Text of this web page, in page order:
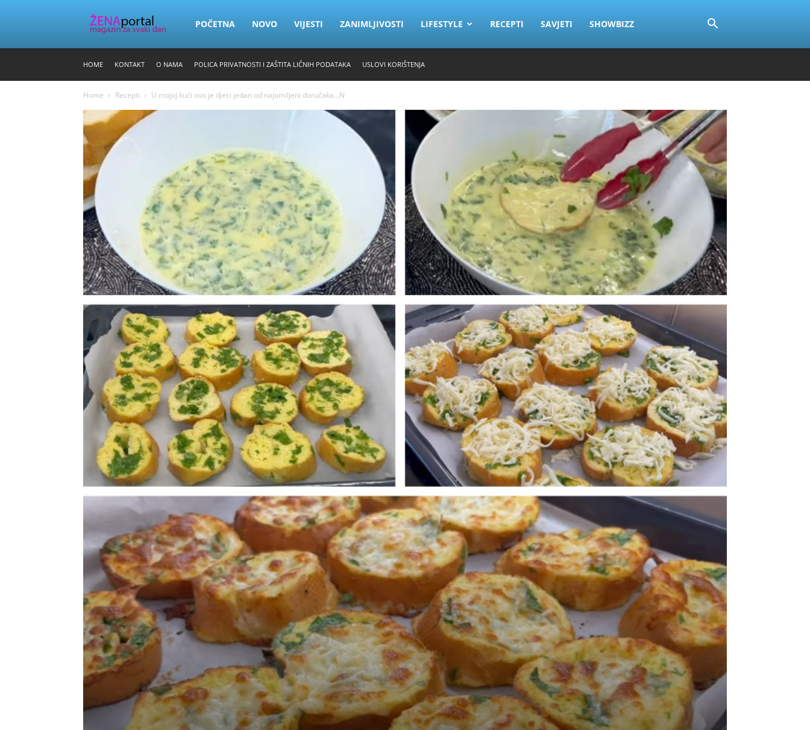
Zena
POČETNA NOVO VIJESTI ZANIMLJIVOSTI LIFESTYLE RECEPTI SAVJETI SHOWBIZZ
HOME KONTAKT O NAMA POLICA PRIVATNOSTI I ZAŠTITA LIČNIH PODATAKA USLOVI KORIŠTENJA
Home Recepti U mojoj kući ovo je djeci jedan od najomiljeni doručaka…N